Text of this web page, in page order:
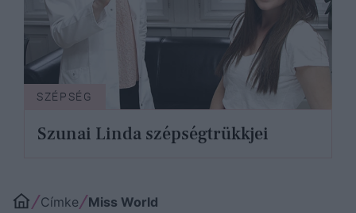
SZÉPSÉG
Szunai Linda szépségtrükkjei
Címke Miss World